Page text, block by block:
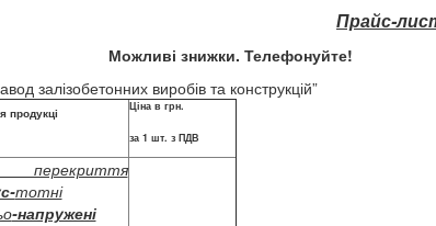
Прайс-
Можливі знижки. Телефонуйте!
виробів та конструкцій”
продукці Ціна в грн.
за 1 шт. з ПДВ
тотні
-напружені